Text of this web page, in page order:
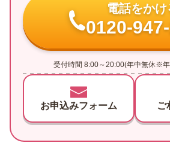
電話をかけ
0120-
受付時間 8:00～20:00(年中無休※
お申込みフォーム ご